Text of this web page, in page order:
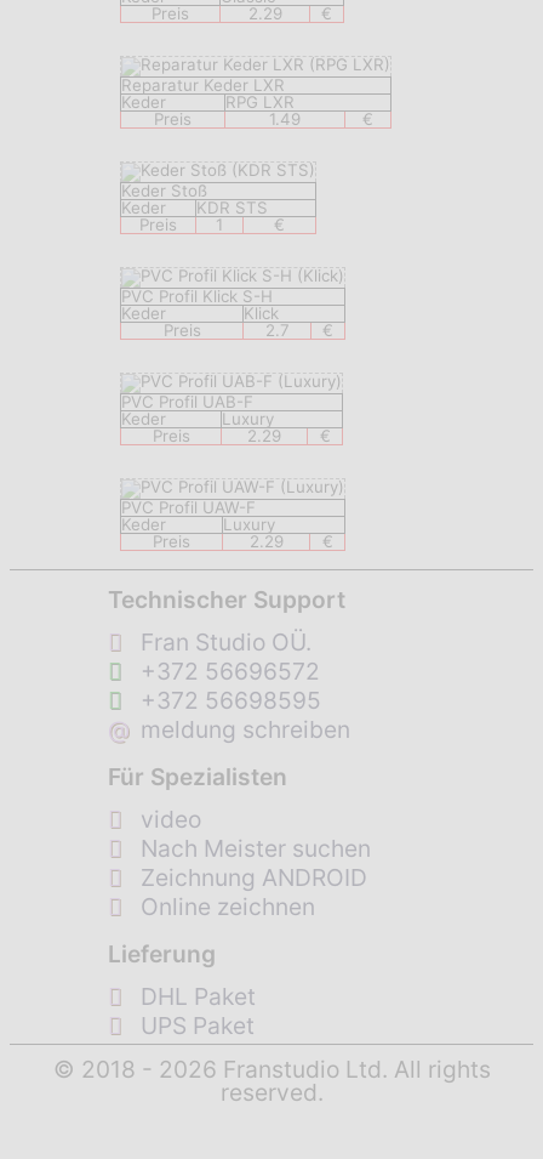
Preis
2.29 €
Reparatur Keder LXR
Keder
RPG LXR
Preis
1.49 €
Keder Stoß
Keder
KDR STS
Preis
1 €
PVC Profil Klick S-H
Keder
Klick
Preis
2.7 €
PVC Profil UAB-F
Keder
Luxury
Preis
2.29 €
PVC Profil UAW-F
Keder
Luxury
Preis
2.29 €
Technischer Support
Fran Studio OÜ.
+372 56696572
+372 56698595
@ meldung schreiben
Für Spezialisten
video
Nach Meister suchen
Zeichnung ANDROID
Online zeichnen
Lieferung
DHL Paket
UPS Paket
© 2018 - 2026 Franstudio Ltd. All rights
reserved.